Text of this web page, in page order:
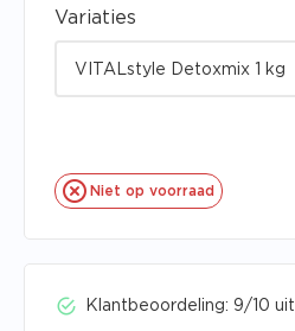
Variaties
VITALstyle Detoxmix 1 kg
Niet op voorraad
Klantbeoordeling: 9/10 uit